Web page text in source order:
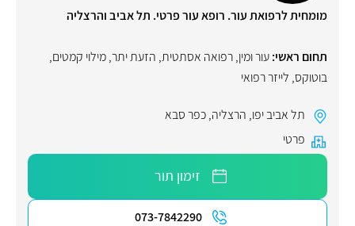
מומחית לרפואת עור. רופא עור פרטי. תל אביב והרצליה
תחום ראשי:עור ומין,רפואה אסתטית, הזעת יתר,מילוי קמטים,
בוטוקס, לייזר רפואי
תל אביב יפו, הרצליה,כפר סבא
פרטי
זימון תור
073-7842290